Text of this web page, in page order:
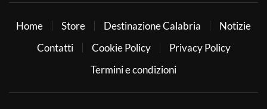
Home Store Destinazione Calabria
Notizie
Contatti
Cookie Policy
Privacy Policy
Termini e condizioni